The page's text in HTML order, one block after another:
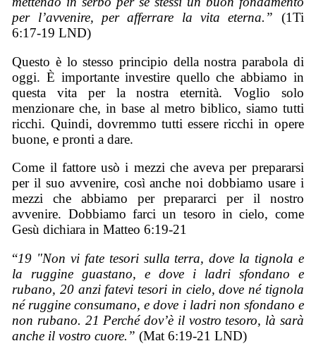
per l’avvenire, per afferrare la vita eterna.” (1Ti
6:17-19 LND)
Questo è lo stesso principio della nostra parabola di
oggi. È importante investire quello che abbiamo in
questa vita per la nostra eternità. Voglio solo
menzionare che, in base al metro biblico, siamo tutti
ricchi. Quindi, dovremmo tutti essere ricchi in opere
buone, e pronti a dare.
Come il fattore usò i mezzi che aveva per prepararsi
per il suo avvenire, così anche noi dobbiamo usare i
mezzi che abbiamo per prepararci per il nostro
avvenire. Dobbiamo farci un tesoro in cielo, come
Gesù dichiara in Matteo 6:19-21
“19 "Non vi fate tesori sulla terra, dove la tignola e
la ruggine guastano, e dove i ladri sfondano e
rubano, 20 anzi fatevi tesori in cielo, dove né tignola
né ruggine consumano, e dove i ladri non sfondano e
non rubano. 21 Perché dov’è il vostro tesoro, là sarà
anche il vostro cuore.” (Mat 6:19-21 LND)